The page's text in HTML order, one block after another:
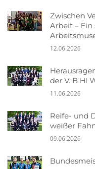
Zwischen
Arbeit –
12.06.2026
der V. B
11.06.2026
Reife- und
weißer
09.06.2026